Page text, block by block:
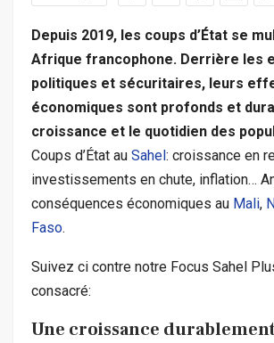
Depuis 2019, les coups d’État se
Afrique francophone. Derrière les
politiques et sécuritaires, leurs
économiques sont profonds et
croissance et le quotidien des
Coups d’État au Sahel : croissance en
investissements en chute, inflation…
conséquences économiques au Mali,
Faso.
Suivez ci contre notre Focus Sahel
consacré:
Une croissance